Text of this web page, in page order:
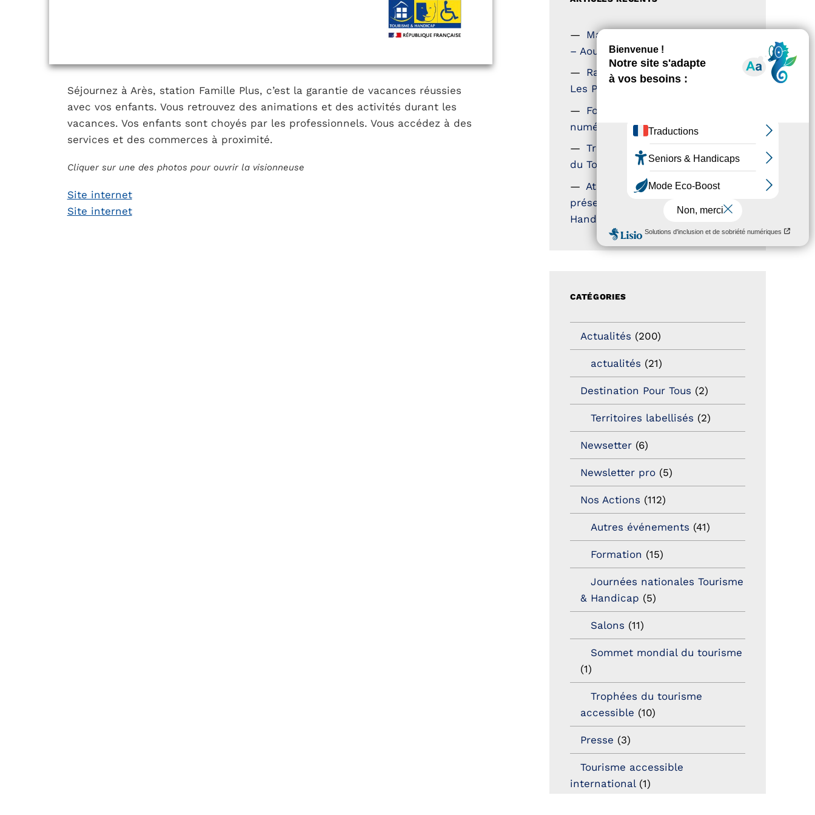
Séjournez à Arès, station Famille Plus, c’est la garantie de vacances réussies
avec vos enfants. Vous retrouvez des animations et des activités durant les
vacances. Vos enfants sont choyés par les professionnels. Vous accédez à des
services et des commerces à proximité.
Cliquer sur une des photos pour ouvrir la visionneuse
Site internet
Site internet
Magazine Tourisme Accessible
– Aout 2026
Rallye Aicha des Gazelles –
Les Petillantes
Formation Communication
numérique
Trophées Horizons – Acteurs
du Tourisme Durable
Atout France – flyer
présentation label Tourisme &
Handicap
CATÉGORIES
Actualités (200)
actualités (21)
Destination Pour Tous (2)
Territoires labellisés (2)
Newsetter (6)
Newsletter pro (5)
Nos Actions (112)
Autres événements (41)
Formation (15)
Journées nationales Tourisme
& Handicap (5)
Salons (11)
Sommet mondial du tourisme
(1)
Trophées du tourisme
accessible (10)
Presse (3)
Tourisme accessible
international(1)